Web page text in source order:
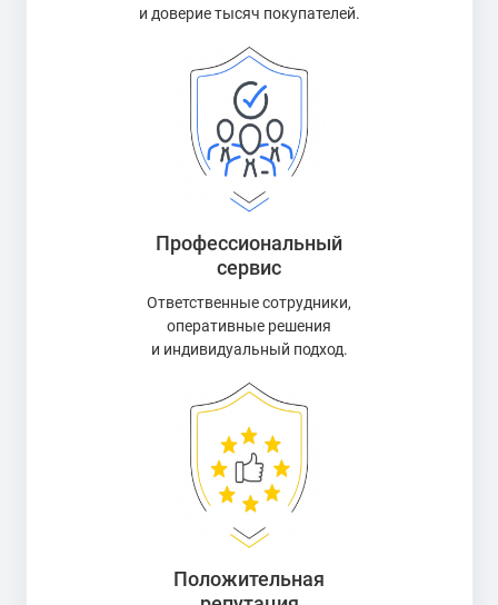
и доверие тысяч покупателей.
Профессиональный
сервис
Ответственные сотрудники,
оперативные решения
и индивидуальный подход.
Положительная